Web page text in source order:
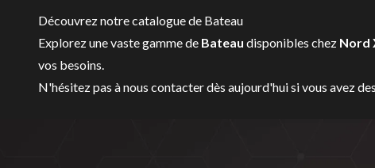
Découvrez notre catalogue de Bateau
Explorez une vaste gamme de Bateau disponibles chez Nord
vos besoins.
N'hésitez pas ànous contacterdès aujourd'hui si vous avez